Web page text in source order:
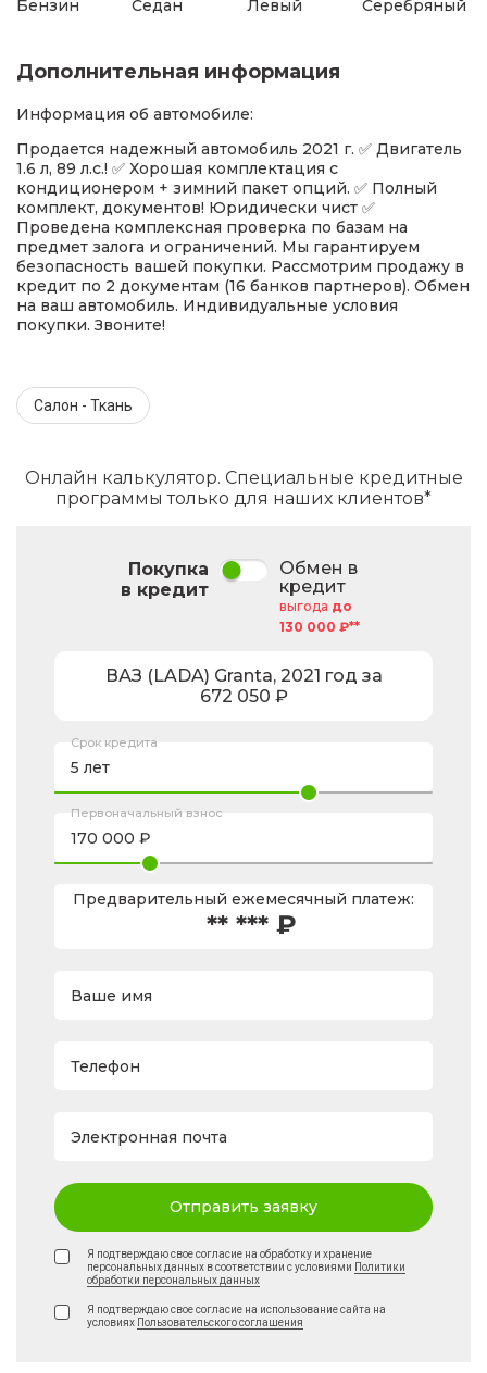
Бензин Седан Левый Серебряный
Дополнительная информация
Информация об автомобиле:
Продается надежный автомобиль 2021 г. ✅ Двигатель
1.6 л, 89 л.с.! ✅ Хорошая комплектация с
кондиционером + зимний пакет опций. ✅ Полный
комплект, документов! Юридически чист ✅
Проведена комплексная проверка по базам на
предмет залога и ограничений. Мы гарантируем
безопасность вашей покупки. Рассмотрим продажу в
кредит по 2 документам (16 банков партнеров). Обмен
на ваш автомобиль. Индивидуальные условия
покупки. Звоните!
Салон - Ткань
Онлайн калькулятор. Специальные кредитные
программы только для наших клиентов*
Покупка
в кредит
Обмен в
кредит
выгода до
130 000 ₽**
ВАЗ (LADA) Granta, 2021 год за
672 050 ₽
Срок кредита
Первоначальный взнос
Предварительный ежемесячный платеж:
** *** ₽
Ваше имя
Телефон
Электронная почта
Отправить заявку
Я подтверждаю свое согласие на обработку и хранение
персональных данных в соответствии с условиями Политики
обработки персональных данных
Я подтверждаю свое согласие на использование сайта на
условиях Пользовательского соглашения